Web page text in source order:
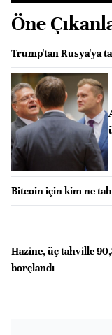
Öne
Trump'tan Rusya'ya
Bitcoin için kim ne
Hazine, üç tahville
borçlandı